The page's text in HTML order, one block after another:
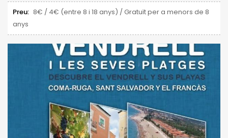
Preu: 8€ / 4€ (entre 8 i 18 anys) / Gratuït per a menors de 8
anys